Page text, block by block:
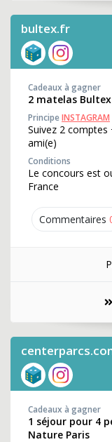
bultex.fr
Commentaires
Cadeaux à gagner
2 matelas
PrincipeINSTAGRAM
Suivez 2 comptes
ami(e)
Conditions
Le concours est
France
Cadeaux à gagner
1 séjour pour 4
Nature Paris